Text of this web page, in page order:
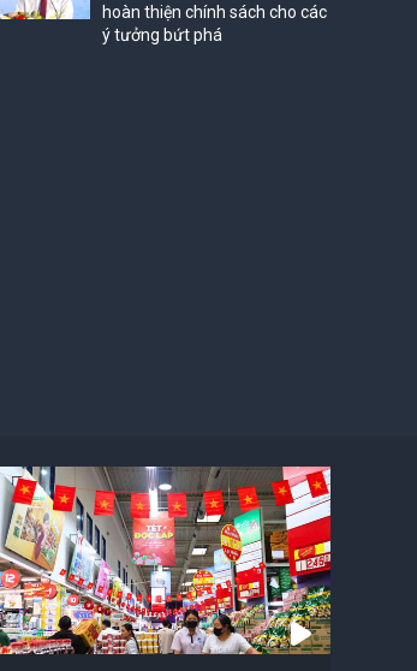
hoàn thiện chính sách cho các
ý tưởng bứt phá